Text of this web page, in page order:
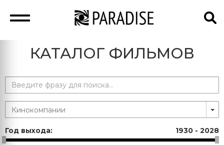
КАТАЛОГ ФИЛЬМОВ
Год выхода: 1930 - 2028